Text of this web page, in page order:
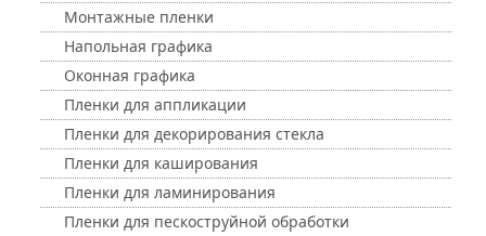
Монтажные пленки
Напольная графика
Оконная графика
Пленки для аппликации
Пленки для декорирования стекла
Пленки для каширования
Пленки для ламинирования
Пленки для пескоструйной обработки